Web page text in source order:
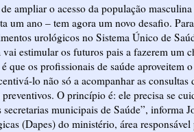
ampliar o acesso da população
um ano – tem agora um novo desafio.
urológicos no Sistema Único de
estimular os futuros pais a fazerem um
que os profissionais de saúde aproveitem
lo não só a acompanhar as
preventivos. O princípio é: ele precisa se
secretarias municipais de Saúde”, informa
(Dapes) do ministério, área